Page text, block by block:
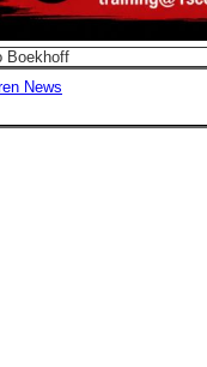
Boekhoff
News